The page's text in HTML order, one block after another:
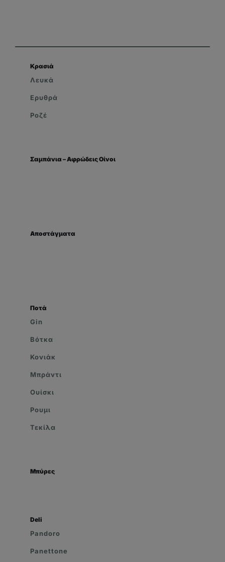
Κρασιά
Λευκά
Ερυθρά
Ροζέ
Σαμπάνια – Αφρώδεις Οίνοι
Αποστάγματα
Ποτά
Gin
Βότκα
Κονιάκ
Μπράντι
Ουίσκι
Ρουμι
Τεκίλα
Μπύρες
Deli
Pandoro
Panettone